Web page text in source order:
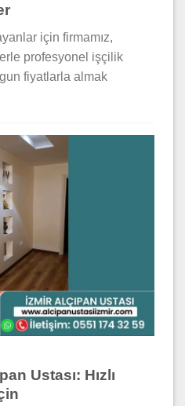
için firmamız,
profesyonel işçilik
fiyatlarla almak
Ustası: Hızlı